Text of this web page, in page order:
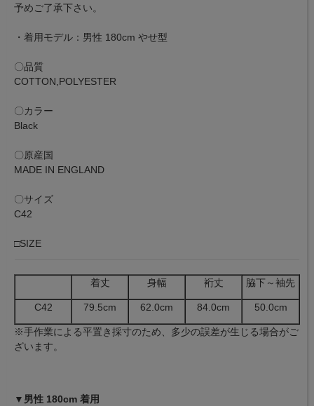
予めご了承下さい。
・着用モデル：男性 180cm やせ型
〇品質
COTTON,POLYESTER
〇カラー
Black
〇原産国
MADE IN ENGLAND
〇サイズ
C42
□SIZE
着丈 身幅 裄丈 脇下～袖先
C42 79.5cm 62.0cm 84.0cm 50.0cm
※手作業による平置き採寸のため、多少の誤差が生じる場合がご
ざいます。
▼男性 180cm 着用